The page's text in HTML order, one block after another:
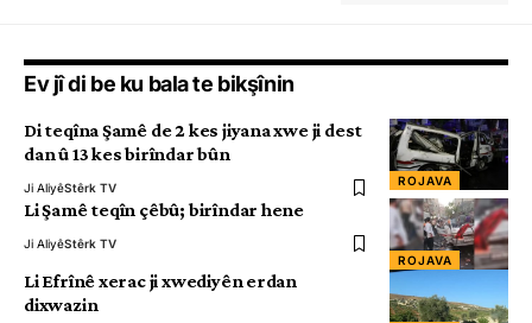
Ev jî di be ku bala te bikşînin
ROJAVA
Di teqîna Şamê de 2 kes jiyana xwe ji dest
dan û 13 kes birîndar bûn
Ji AliyêStêrk TV
ROJAVA
Li Şamê teqîn çêbû; birîndar hene
Ji AliyêStêrk TV
Li Efrînê xerac ji xwediyên erdan
dixwazin